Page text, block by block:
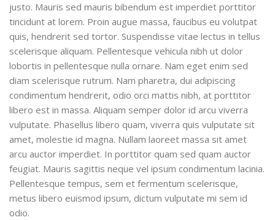
justo. Mauris sed mauris bibendum est imperdiet porttitor
tincidunt at lorem. Proin augue massa, faucibus eu volutpat
quis, hendrerit sed tortor. Suspendisse vitae lectus in tellus
scelerisque aliquam. Pellentesque vehicula nibh ut dolor
lobortis in pellentesque nulla ornare. Nam eget enim sed
diam scelerisque rutrum. Nam pharetra, dui adipiscing
condimentum hendrerit, odio orci mattis nibh, at porttitor
libero est in massa. Aliquam semper dolor id arcu viverra
vulputate. Phasellus libero quam, viverra quis vulputate sit
amet, molestie id magna. Nullam laoreet massa sit amet
arcu auctor imperdiet. In porttitor quam sed quam auctor
feugiat. Mauris sagittis neque vel ipsum condimentum lacinia.
Pellentesque tempus, sem et fermentum scelerisque,
metus libero euismod ipsum, dictum vulputate mi sem id
odio.